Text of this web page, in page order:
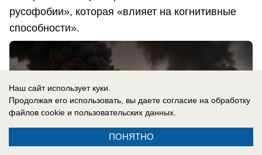
русофобии», которая «влияет на когнитивные
способности».
Наш сайт использует куки.
Продолжая его использовать, вы даете согласие на обработку
файлов cookie и пользовательских данных.
ПОНЯТНО